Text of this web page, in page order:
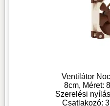
Ventilátor
8cm, Méret:
Szerelési
Csatlakozó: